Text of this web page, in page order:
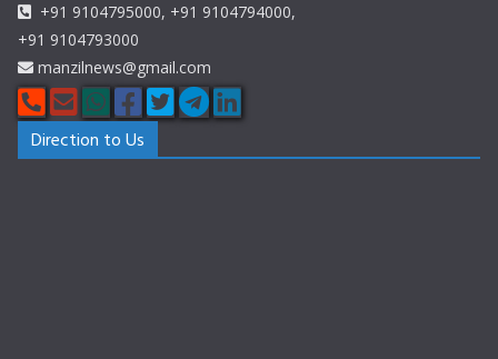
+91 9104795000, +91 9104794000,
+91 9104793000
manzilnews@gmail.com
Direction to Us